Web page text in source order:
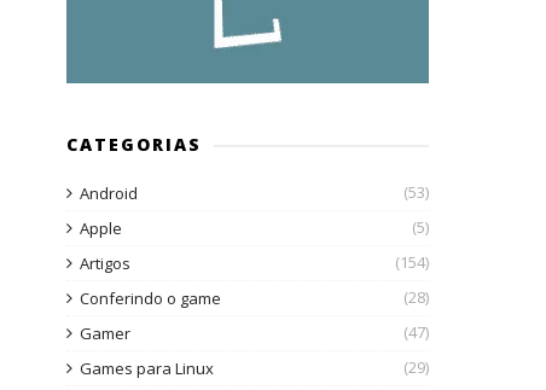
CATEGORIAS
Android
(53)
Apple
(5)
Artigos
(154)
Conferindo o game
(28)
Gamer
(47)
Games para Linux
(29)